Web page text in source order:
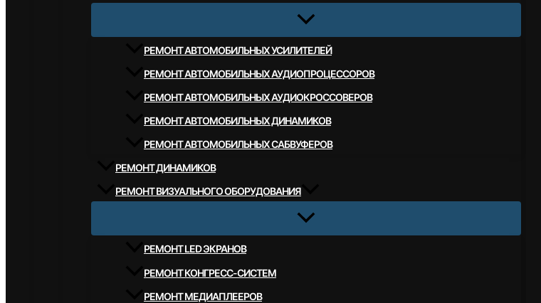
РЕМОНТ АВТОМОБИЛЬНЫХ УСИЛИТЕЛЕЙ
РЕМОНТ АВТОМОБИЛЬНЫХ АУДИОПРОЦЕССОРОВ
РЕМОНТ АВТОМОБИЛЬНЫХ АУДИОКРОССОВЕРОВ
РЕМОНТ АВТОМОБИЛЬНЫХ ДИНАМИКОВ
РЕМОНТ АВТОМОБИЛЬНЫХ САБВУФЕРОВ
РЕМОНТ ДИНАМИКОВ
РЕМОНТ ВИЗУАЛЬНОГО ОБОРУДОВАНИЯ
РЕМОНТ LED ЭКРАНОВ
РЕМОНТ КОНГРЕСС-СИСТЕМ
РЕМОНТ МЕДИАПЛЕЕРОВ